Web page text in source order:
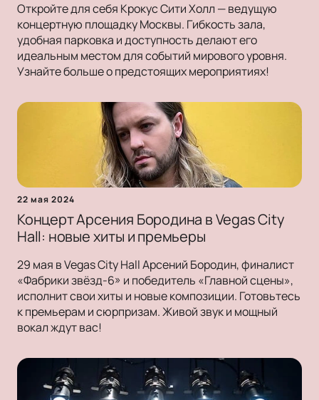
Откройте для себя Крокус Сити Холл — ведущую
концертную площадку Москвы. Гибкость зала,
удобная парковка и доступность делают его
идеальным местом для событий мирового уровня.
Узнайте больше о предстоящих мероприятиях!
22 мая 2024
Концерт Арсения Бородина в Vegas City
Hall: новые хиты и премьеры
29 мая в Vegas City Hall Арсений Бородин, финалист
«Фабрики звёзд-6» и победитель «Главной сцены»,
исполнит свои хиты и новые композиции. Готовьтесь
к премьерам и сюрпризам. Живой звук и мощный
вокал ждут вас!